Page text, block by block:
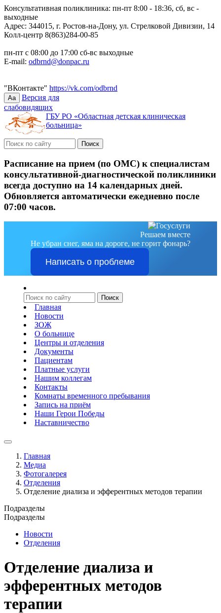
Консультативная поликлиника: пн-пт 8:00 - 18:36, сб, вс -
выходные
Адрес: 344015, г. Ростов-на-Дону, ул. Стрелковой Дивизии, 14
Колл-центр 8(863)284-00-85
пн-пт с 08:00 до 17:00 сб-вс выходные
E-mail: odbrnd@donpac.ru
"ВКонтакте" https://vk.com/odbrnd
Aa
Версия для
слабовидящих
ГБУ РО «Областная детская клиническая
больница»
Расписание на прием (по ОМС) к специалистам
консультативной-диагностической поликлиники
всегда доступно на 14 календарных дней.
Обновляется автоматически ежедневно после
07:00 часов.
Решаем вместе
Не убран снег, яма на дороге, не горит фонарь?
Написать о проблеме
Главная
Новости
ЗОЖ
О больнице
Центры и отделения
Документы
Пациентам
Платные услуги
Нашим коллегам
Контакты
Комнаты временного пребывания
Запись на приём
Наши Герои Победы
Наставничество
Главная
Медиа
Фотогалерея
Отделения
Отделение диализа и эфферентных методов терапии
Подразделы
Подразделы
Новости
Отделения
Отделение диализа и
эфферентных методов
терапии